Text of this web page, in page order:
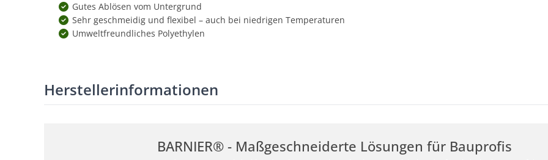
Gutes Ablösen vom Untergrund
Sehr geschmeidig und flexibel – auch bei niedrigen Temperaturen
Umweltfreundliches Polyethylen
Herstellerinformationen
BARNIER® - Maßgeschneiderte Lösungen für Bauprofis